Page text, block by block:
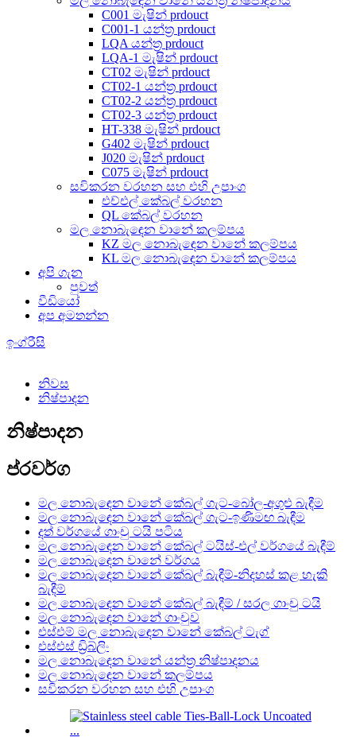
C001 මැෂින් prdouct
C001-1 යන්ත්‍ර prdouct
LQA යන්ත්‍ර prdouct
LQA-1 මැෂින් prdouct
CT02 මැෂින් prdouct
CT02-1 යන්ත්‍ර prdouct
CT02-2 යන්ත්‍ර prdouct
CT02-3 යන්ත්‍ර prdouct
HT-338 මැෂින් prdouct
G402 මැෂින් prdouct
J020 මැෂින් prdouct
C075 මැෂින් prdouct
සවිකරන වරහන සහ එහි උපාංග
එච්එල් කේබල් වරහන
QL කේබල් වරහන
මල නොබැඳෙන වානේ කලම්පය
KZ මල නොබැඳෙන වානේ කලම්පය
KL මල නොබැඳෙන වානේ කලම්පය
අපි ගැන
පුවත්
වීඩියෝ
අප අමතන්න
ඉංග්රීසි
නිවස
නිෂ්පාදන
නිෂ්පාදන
ප්රවර්ග
මල නොබැඳෙන වානේ කේබල් ගැට-බෝල-අගුළු බැඳීම
මල නොබැඳෙන වානේ කේබල් ගැට-ඉණිමඟ බැඳීම
දත් වර්ගයේ ගාංචු ටයි පටිය
මල නොබැඳෙන වානේ කේබල් ටයිස්-එල් වර්ගයේ බැඳීම්
මල නොබැඳෙන වානේ වර්ගය
මල නොබැඳෙන වානේ කේබල් බැඳීම්-නිදහස් කළ හැකි
බැඳීම්
මල නොබැඳෙන වානේ කේබල් බැඳීම් / සරල ගාංචු ටයි
මල නොබැඳෙන වානේ ගාංචුව
එස්එම් මල නොබැඳෙන වානේ කේබල් ටැග්
එස්එස් ඩ්‍රිබ්ලිං
මල නොබැඳෙන වානේ යන්ත්‍ර නිෂ්පාදනය
මල නොබැඳෙන වානේ කලම්පය
සවිකරන වරහන සහ එහි උපාංග